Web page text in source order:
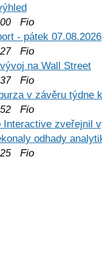
Fio
- pátek 07.08.2026
Fio
na Wall Street
Fio
v závěru týdne
Fio
Interactive zveřejnil
odhady
Fio